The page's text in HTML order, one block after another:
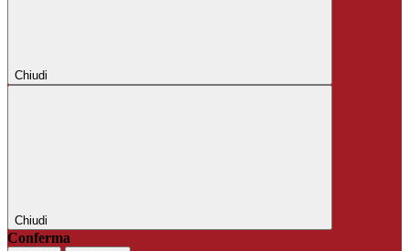
Chiudi
Chiudi
Conferma